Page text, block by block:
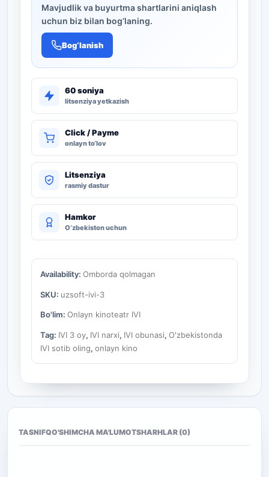
Mavjudlik va buyurtma shartlarini aniqlash
uchun biz bilan bog‘laning.
Bog‘lanish
60 soniya
litsenziya yetkazish
Click / Payme
onlayn to‘lov
Litsenziya
rasmiy dastur
Hamkor
O‘zbekiston uchun
Availability: Omborda qolmagan
SKU: uzsoft-ivi-3
Bo'lim: Onlayn kinoteatr IVI
Tag: IVI 3 oy, IVI narxi, IVI obunasi, O'zbekistonda
IVI sotib oling, onlayn kino
TASNIFQO'SHIMCHA MA'LUMOTSHARHLAR (0)